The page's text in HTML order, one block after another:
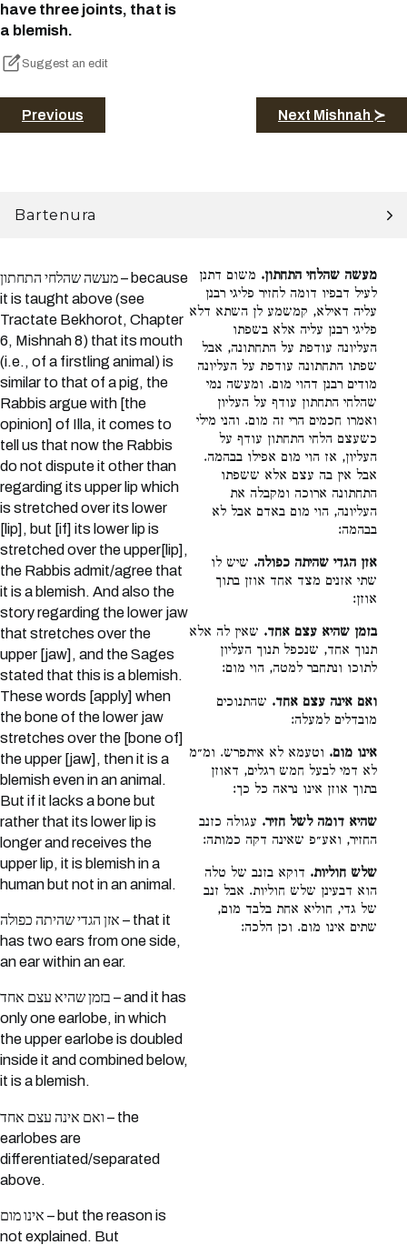
have three joints, that is
a blemish.
Suggest an edit
Previous Next Mishnah ≻
Bartenura
מעשה שהלחי התחתון – because
it is taught above (see
Tractate Bekhorot, Chapter
6, Mishnah 8) that its mouth
(i.e., of a firstling animal) is
similar to that of a pig, the
Rabbis argue with [the
opinion] of Illa, it comes to
tell us that now the Rabbis
do not dispute it other than
regarding its upper lip which
is stretched over its lower
[lip], but [if] its lower lip is
stretched over the upper[lip],
the Rabbis admit/agree that
it is a blemish. And also the
story regarding the lower jaw
that stretches over the
upper [jaw], and the Sages
stated that this is a blemish.
These words [apply] when
the bone of the lower jaw
stretches over the [bone of]
the upper [jaw], then it is a
blemish even in an animal.
But if it lacks a bone but
rather that its lower lip is
longer and receives the
upper lip, it is blemish in a
human but not in an animal.
אזן הגדי שהיתה כפולה – that it
has two ears from one side,
an ear within an ear.
בזמן שהיא עצם אחד – and it has
only one earlobe, in which
the upper earlobe is doubled
inside it and combined below,
it is a blemish.
ואם אינה עצם אחד – the
earlobes are
differentiated/separated
above.
אינו מום – but the reason is
not explained. But
מעשה שהלחי התחתון. משום דתנן
לעיל דבפיו דומה לחזיר פליגי רבנן
עליה דאילא, קמשמע לן השתא דלא
פליגי רבנן עליה אלא בשפתו
העליונה עודפת על התחתונה, אבל
שפתו התחתונה עודפת על העליונה
מודים רבנן דהוי מום. ומעשה נמי
שהלחי התחתון עודף על העליון
ואמרו חכמים הרי זה מום. והני מילי
כשעצם הלחי התחתון עודף על
העליון, אז הוי מום אפילו בבהמה.
אבל אין בה עצם אלא ששפתו
התחתונה ארוכה ומקבלה את
העליונה, הוי מום באדם אבל לא
בבהמה:
אזן הגדי שהיתה כפולה. שיש לו
שתי אזנים מצד אחד אוזן בתוך
אוזן:
בזמן שהיא עצם אחד. שאין לה אלא
תנוך אחד, שנכפל תנוך העליון
לתוכו ונתחבר למטה, הוי מום:
ואם אינה עצם אחד. שהתנוכים
מובדלים למעלה:
אינו מום. וטעמא לא איתפרש. ומ״מ
לא דמי לבעל חמש רגלים, דאוזן
בתוך אוזן אינו נראה כל כך:
שהיא דומה לשל חזיר. עגולה כזנב
החזיר, ואע״פ שאינה דקה כמותה:
שלש חוליות. דוקא בזנב של טלה
הוא דבעינן שלש חוליות. אבל זנב
של גדי, חוליא אחת בלבד מום,
שתים אינו מום. וכן הלכה: